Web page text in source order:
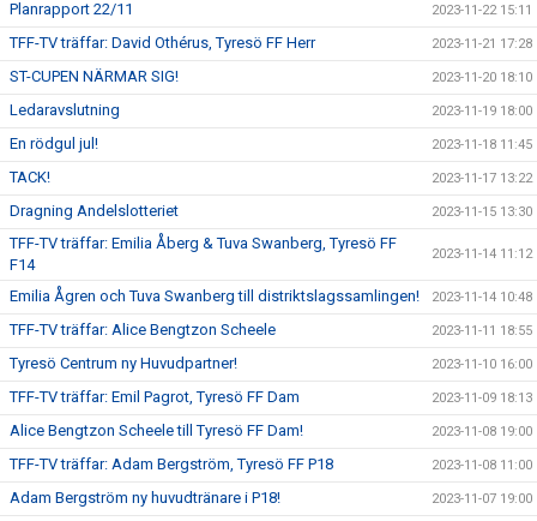
Planrapport 22/11 2023-11-22 15:11
TFF-TV träffar: David Othérus, Tyresö FF Herr 2023-11-21 17:28
ST-CUPEN NÄRMAR SIG! 2023-11-20 18:10
Ledaravslutning 2023-11-19 18:00
En rödgul jul! 2023-11-18 11:45
TACK! 2023-11-17 13:22
Dragning Andelslotteriet 2023-11-15 13:30
TFF-TV träffar: Emilia Åberg & Tuva Swanberg, Tyresö FF
F14
2023-11-14 11:12
Emilia Ågren och Tuva Swanberg till distriktslagssamlingen! 2023-11-14 10:48
TFF-TV träffar: Alice Bengtzon Scheele 2023-11-11 18:55
Tyresö Centrum ny Huvudpartner! 2023-11-10 16:00
TFF-TV träffar: Emil Pagrot, Tyresö FF Dam 2023-11-09 18:13
Alice Bengtzon Scheele till Tyresö FF Dam! 2023-11-08 19:00
TFF-TV träffar: Adam Bergström, Tyresö FF P18 2023-11-08 11:00
Adam Bergström ny huvudtränare i P18! 2023-11-07 19:00